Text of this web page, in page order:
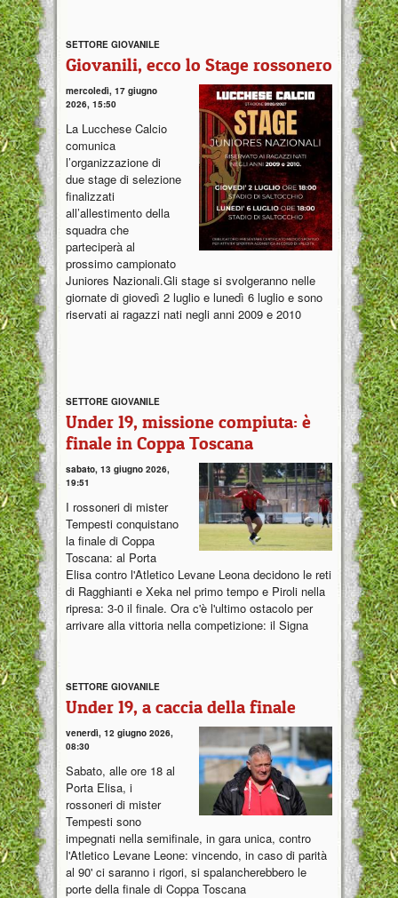
SETTORE GIOVANILE
Giovanili, ecco lo Stage rossonero
mercoledì, 17 giugno
2026, 15:50
La Lucchese Calcio
comunica
l’organizzazione di
due stage di selezione
finalizzati
all’allestimento della
squadra che
parteciperà al
prossimo campionato
Juniores Nazionali.Gli stage si svolgeranno nelle
giornate di giovedì 2 luglio e lunedì 6 luglio e sono
riservati ai ragazzi nati negli anni 2009 e 2010
SETTORE GIOVANILE
Under 19, missione compiuta: è
finale in Coppa Toscana
sabato, 13 giugno 2026,
19:51
I rossoneri di mister
Tempesti conquistano
la finale di Coppa
Toscana: al Porta
Elisa contro l'Atletico Levane Leona decidono le reti
di Ragghianti e Xeka nel primo tempo e Piroli nella
ripresa: 3-0 il finale. Ora c'è l'ultimo ostacolo per
arrivare alla vittoria nella competizione: il Signa
SETTORE GIOVANILE
Under 19, a caccia della finale
venerdì, 12 giugno 2026,
08:30
Sabato, alle ore 18 al
Porta Elisa, i
rossoneri di mister
Tempesti sono
impegnati nella semifinale, in gara unica, contro
l'Atletico Levane Leone: vincendo, in caso di parità
al 90' ci saranno i rigori, si spalancherebbero le
porte della finale di Coppa Toscana